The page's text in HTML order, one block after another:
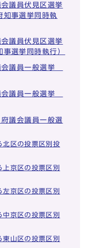
議員伏見区選挙
事選挙同時執
議員伏見区選挙
選挙同時執行）
議員一般選挙
議員一般選挙
議会議員一般選
北区の投票区別投
京区の投票区別
京区の投票区別
京区の投票区別
山区の投票区別